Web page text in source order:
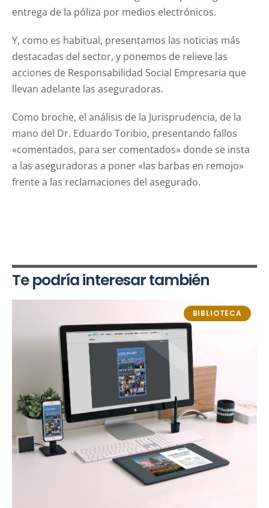
entrega de la póliza por medios electrónicos.
Y, como es habitual, presentamos las noticias más
destacadas del sector, y ponemos de relieve las
acciones de Responsabilidad Social Empresaria que
llevan adelante las aseguradoras.
Como broche, el análisis de la Jurisprudencia, de la
mano del Dr. Eduardo Toribio, presentando fallos
«comentados, para ser comentados» donde se insta
a las aseguradoras a poner «las barbas en remojo»
frente a las reclamaciones del asegurado.
Te podría interesar también
BIBLIOTECA